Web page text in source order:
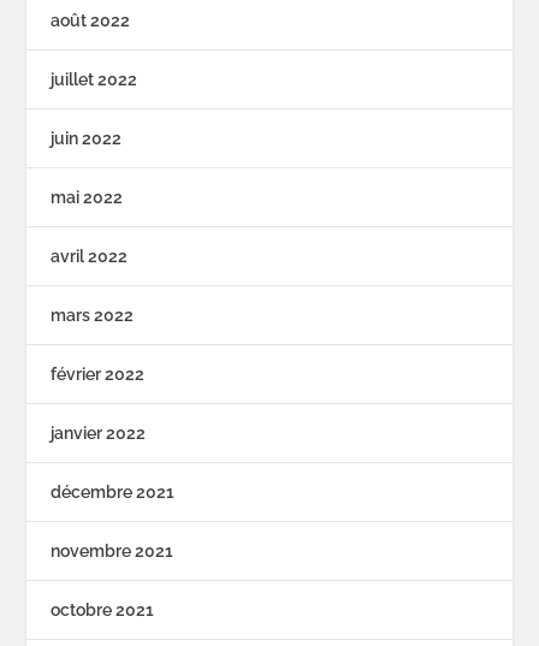
août 2022
juillet 2022
juin 2022
mai 2022
avril 2022
mars 2022
février 2022
janvier 2022
décembre 2021
novembre 2021
octobre 2021